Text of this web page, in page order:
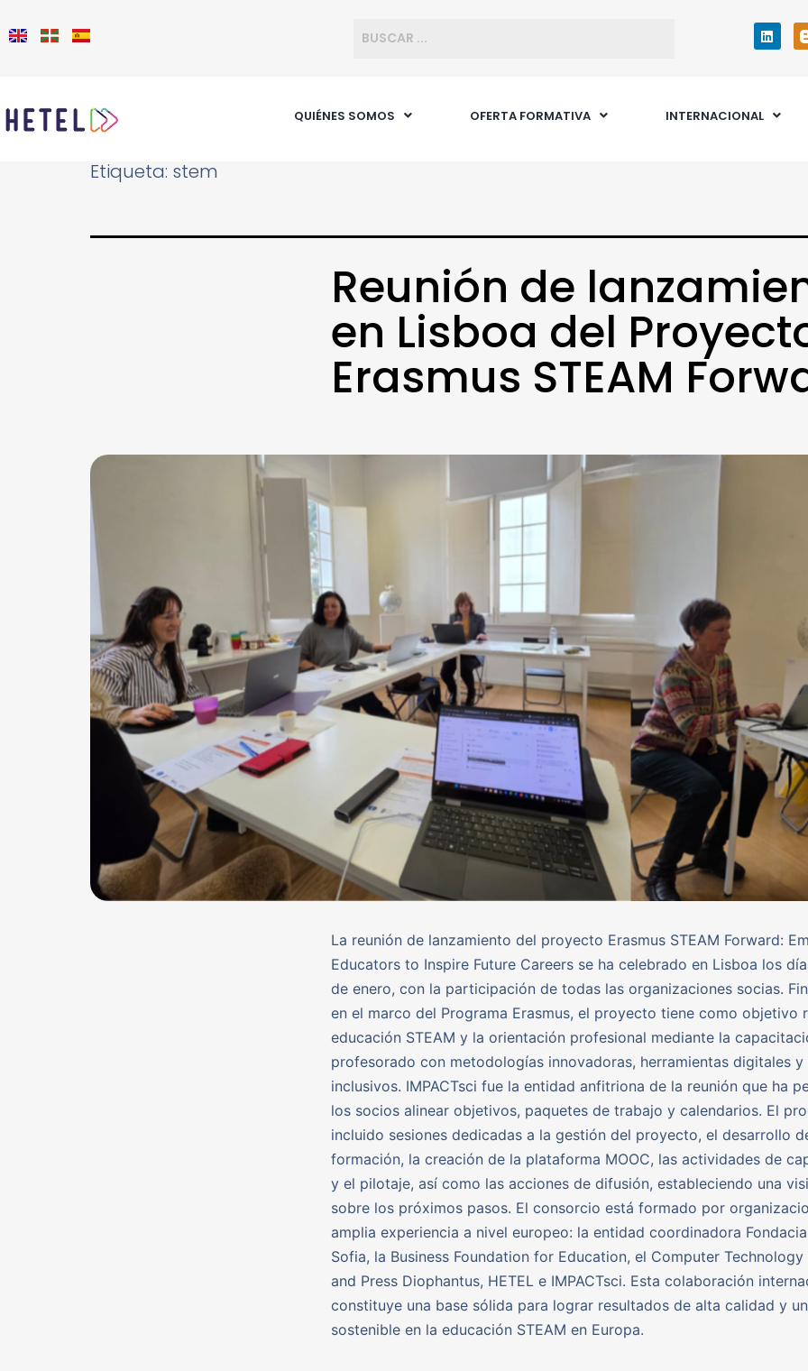
QUIÉNES SOMOS OFERTA FORMATIVA INTERNACIONAL
Etiqueta: stem
Reunión de
en Lisboa del
Erasmus STEAM
La reunión de lanzamiento del proyecto Erasmus STEAM Forward:
Educators to Inspire Future Careers se ha celebrado en Lisboa los
de enero, con la participación de todas las organizaciones socias.
en el marco del Programa Erasmus, el proyecto tiene como objetivo
educación STEAM y la orientación profesional mediante la
profesorado con metodologías innovadoras, herramientas digitales y
inclusivos. IMPACTsci fue la entidad anfitriona de la reunión que ha
los socios alinear objetivos, paquetes de trabajo y calendarios. El
incluido sesiones dedicadas a la gestión del proyecto, el desarrollo
formación, la creación de la plataforma MOOC, las actividades de
y el pilotaje, así como las acciones de difusión, estableciendo una
sobre los próximos pasos. El consorcio está formado por
amplia experiencia a nivel europeo: la entidad coordinadora
Sofia, la Business Foundation for Education, el Computer
and Press Diophantus, HETEL e IMPACTsci. Esta colaboración
constituye una base sólida para lograr resultados de alta calidad y
sostenible en la educación STEAM en Europa.